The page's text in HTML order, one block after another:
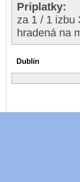
Priplatky:
za 1 / 1 izbu
hradená na
Dublin